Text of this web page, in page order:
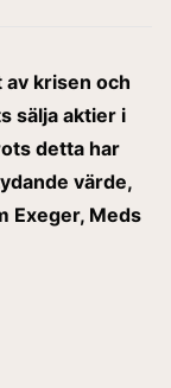
av krisen och
sälja aktier i
detta har
värde,
Exeger, Meds